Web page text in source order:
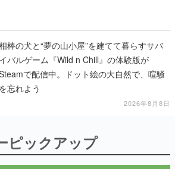
棒の犬と“夢の山小屋”を建てて暮らすサバ
イバルゲーム『Wild n Chill』の体験版が
で配信中。ドット絵の大自然で、喧騒
を忘れよう
2026年8月8日
ピックアップ